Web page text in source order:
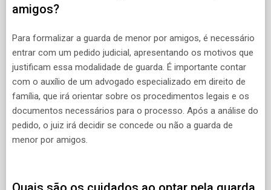
amigos?
Para formalizar a guarda de menor por amigos, é necessário
entrar com um pedido judicial, apresentando os motivos que
justificam essa modalidade de guarda. É importante contar
com o auxílio de um advogado especializado em direito de
família, que irá orientar sobre os procedimentos legais e os
documentos necessários para o processo. Após a análise do
pedido, o juiz irá decidir se concede ou não a guarda de
menor por amigos.